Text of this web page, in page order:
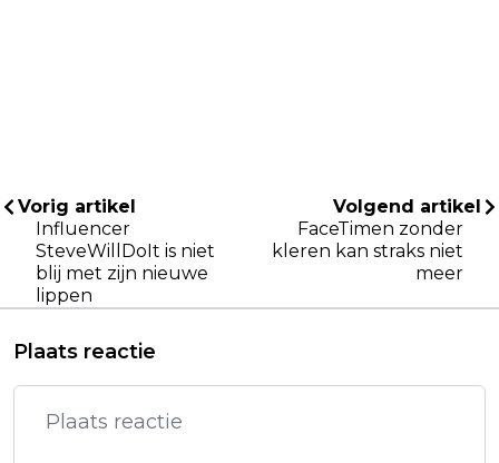
Vorig artikel
Influencer
SteveWillDoIt is niet
blij met zijn nieuwe
lippen
Volgend artikel
FaceTimen zonder
kleren kan straks niet
meer
Plaats reactie